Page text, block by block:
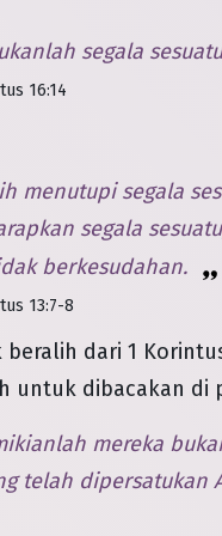
segala
16:14
menutupi segala
segala
berkesudahan.
13:7-8
beralih dari 1
untuk dibacakan di
mereka
telah dipersatukan